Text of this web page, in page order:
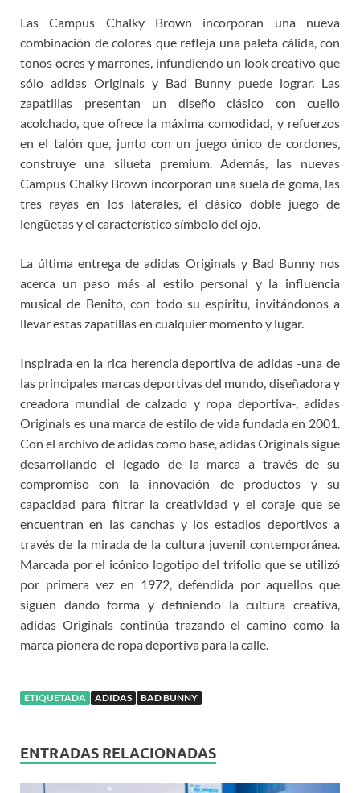
Las Campus Chalky Brown incorporan una nueva
combinación de colores que refleja una paleta cálida, con
tonos ocres y marrones, infundiendo un look creativo que
sólo adidas Originals y Bad Bunny puede lograr. Las
zapatillas presentan un diseño clásico con cuello
acolchado, que ofrece la máxima comodidad, y refuerzos
en el talón que, junto con un juego único de cordones,
construye una silueta premium. Además, las nuevas
Campus Chalky Brown incorporan una suela de goma, las
tres rayas en los laterales, el clásico doble juego de
lengüetas y el característico símbolo del ojo.
La última entrega de adidas Originals y Bad Bunny nos
acerca un paso más al estilo personal y la influencia
musical de Benito, con todo su espíritu, invitándonos a
llevar estas zapatillas en cualquier momento y lugar.
Inspirada en la rica herencia deportiva de adidas -una de
las principales marcas deportivas del mundo, diseñadora y
creadora mundial de calzado y ropa deportiva-, adidas
Originals es una marca de estilo de vida fundada en 2001.
Con el archivo de adidas como base, adidas Originals sigue
desarrollando el legado de la marca a través de su
compromiso con la innovación de productos y su
capacidad para filtrar la creatividad y el coraje que se
encuentran en las canchas y los estadios deportivos a
través de la mirada de la cultura juvenil contemporánea.
Marcada por el icónico logotipo del trifolio que se utilizó
por primera vez en 1972, defendida por aquellos que
siguen dando forma y definiendo la cultura creativa,
adidas Originals continúa trazando el camino como la
marca pionera de ropa deportiva para la calle.
ETIQUETADA ADIDAS BAD BUNNY
ENTRADAS RELACIONADAS